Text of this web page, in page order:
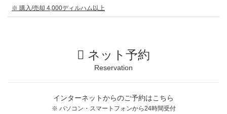
※ 購入/売却 4,000ディルハム以上
ネット予約
Reservation
インターネットからのご予約はこちら
※ パソコン・スマートフォンから24時間受付